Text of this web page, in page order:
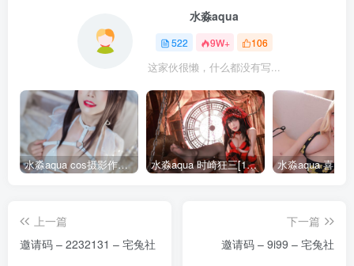
水淼aqua
522 9W+ 106
这家伙很懒，什么都没有写...
水淼aqua cos摄影作品合集155套 水淼aqua 时崎狂三[109P-128MB]
上一篇
邀请码 – 2232131 – 宅兔社
下一篇
邀请码 – 9i99 – 宅兔社